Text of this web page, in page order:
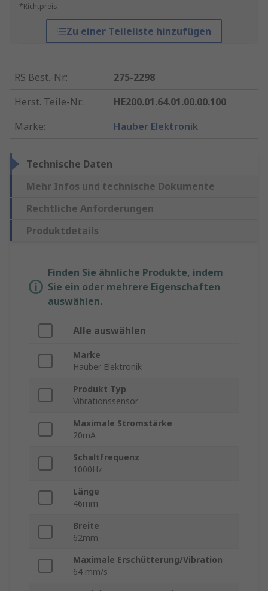
*Richtpreis
Zu einer Teileliste hinzufügen
RS Best.-Nr.:
275-2298
Herst. Teile-Nr.:
HE200.01.64.01.00.00.100
Marke: Hauber Elektronik
Technische Daten
Mehr Infos und technische Dokumente
Rechtliche Anforderungen
Produktdetails
Finden Sie ähnliche Produkte, indem
Sie ein oder mehrere Eigenschaften
auswählen.
Alle auswählen
Marke
Hauber Elektronik
Produkt Typ
Vibrationssensor
Maximale Stromstärke
20mA
Schaltfrequenz
1000Hz
Länge
46mm
Breite
62mm
Maximale Erschütterung/Vibration
64 mm/s